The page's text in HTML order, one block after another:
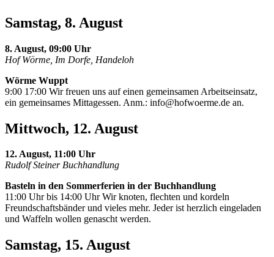
Samstag, 8. August
8. August, 09:00 Uhr
Hof Wörme, Im Dorfe, Handeloh
Wörme Wuppt
9:00 17:00 Wir freuen uns auf einen gemeinsamen Arbeitseinsatz,
ein gemeinsames Mittagessen. Anm.: info@hofwoerme.de an.
Mittwoch, 12. August
12. August, 11:00 Uhr
Rudolf Steiner Buchhandlung
Basteln in den Sommerferien in der Buchhandlung
11:00 Uhr bis 14:00 Uhr Wir knoten, flechten und kordeln
Freundschaftsbänder und vieles mehr. Jeder ist herzlich eingeladen
und Waffeln wollen genascht werden.
Samstag, 15. August